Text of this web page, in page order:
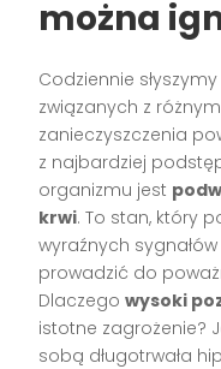
można
Codziennie
związanych z
zanieczyszczenia
z najbardziej
organizmu jest
krwi. To stan, który
wyraźnych
prowadzić do
Dlaczegowysoki
istotne zagrożenie?
sobą długotrwała